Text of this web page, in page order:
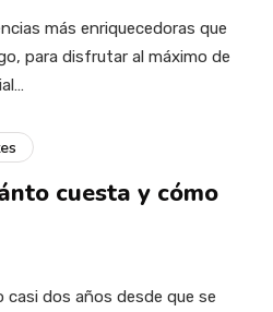
más enriquecedoras que
para disfrutar al máximo de
cuesta y cómo
casi dos años desde que se